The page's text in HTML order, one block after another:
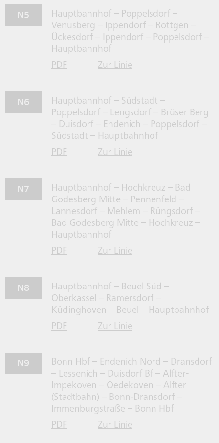
N5
Hauptbahnhof – Poppelsdorf –
Venusberg – Ippendorf – Röttgen –
Ückesdorf – Ippendorf – Poppelsdorf –
Hauptbahnhof
PDFfür Linie N5 herrunterladen
Zur LinieN5 gehen
N6
Hauptbahnhof – Südstadt –
Poppelsdorf – Lengsdorf – Brüser Berg
– Duisdorf – Endenich – Poppelsdorf –
Südstadt – Hauptbahnhof
PDFfür Linie N6 herrunterladen
Zur LinieN6 gehen
N7
Hauptbahnhof – Hochkreuz – Bad
Godesberg Mitte – Pennenfeld –
Lannesdorf – Mehlem – Rüngsdorf –
Bad Godesberg Mitte – Hochkreuz –
Hauptbahnhof
PDFfür Linie N7 herrunterladen
Zur LinieN7 gehen
N8
Hauptbahnhof – Beuel Süd –
Oberkassel – Ramersdorf –
Küdinghoven – Beuel – Hauptbahnhof
PDFfür Linie N8 herrunterladen
Zur LinieN8 gehen
N9
Bonn Hbf – Endenich Nord – Dransdorf
– Lessenich – Duisdorf Bf – Alfter-
Impekoven – Oedekoven – Alfter
(Stadtbahn) – Bonn-Dransdorf –
Immenburgstraße – Bonn Hbf
PDFfür Linie N9 herrunterladen
Zur LinieN9 gehen